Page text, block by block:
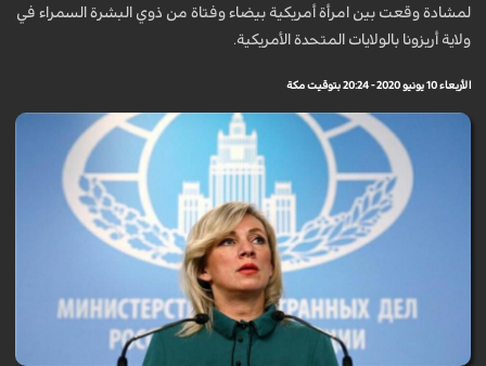
لمشادة وقعت بين امرأة أمريكية بيضاء وفتاة من ذوي البشرة السمراء في
ولاية أريزونا بالولايات المتحدة الأمريكية.
الأربعاء 10 يونيو 2020 - 20:24 بتوقيت مكة